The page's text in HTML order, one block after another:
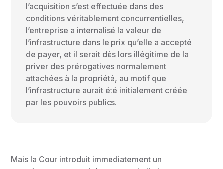
l’acquisition s’est effectuée dans des
conditions véritablement concurrentielles,
l’entreprise a internalisé la valeur de
l’infrastructure dans le prix qu’elle a accepté
de payer, et il serait dès lors illégitime de la
priver des prérogatives normalement
attachées à la propriété, au motif que
l’infrastructure aurait été initialement créée
par les pouvoirs publics.
Mais la Cour introduit immédiatement un